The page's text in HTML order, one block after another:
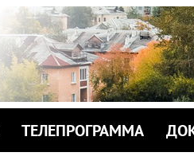
ТЕЛЕПРОГРАММА